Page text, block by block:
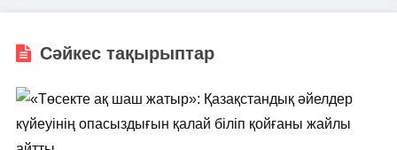
Сәйкес тақырыптар